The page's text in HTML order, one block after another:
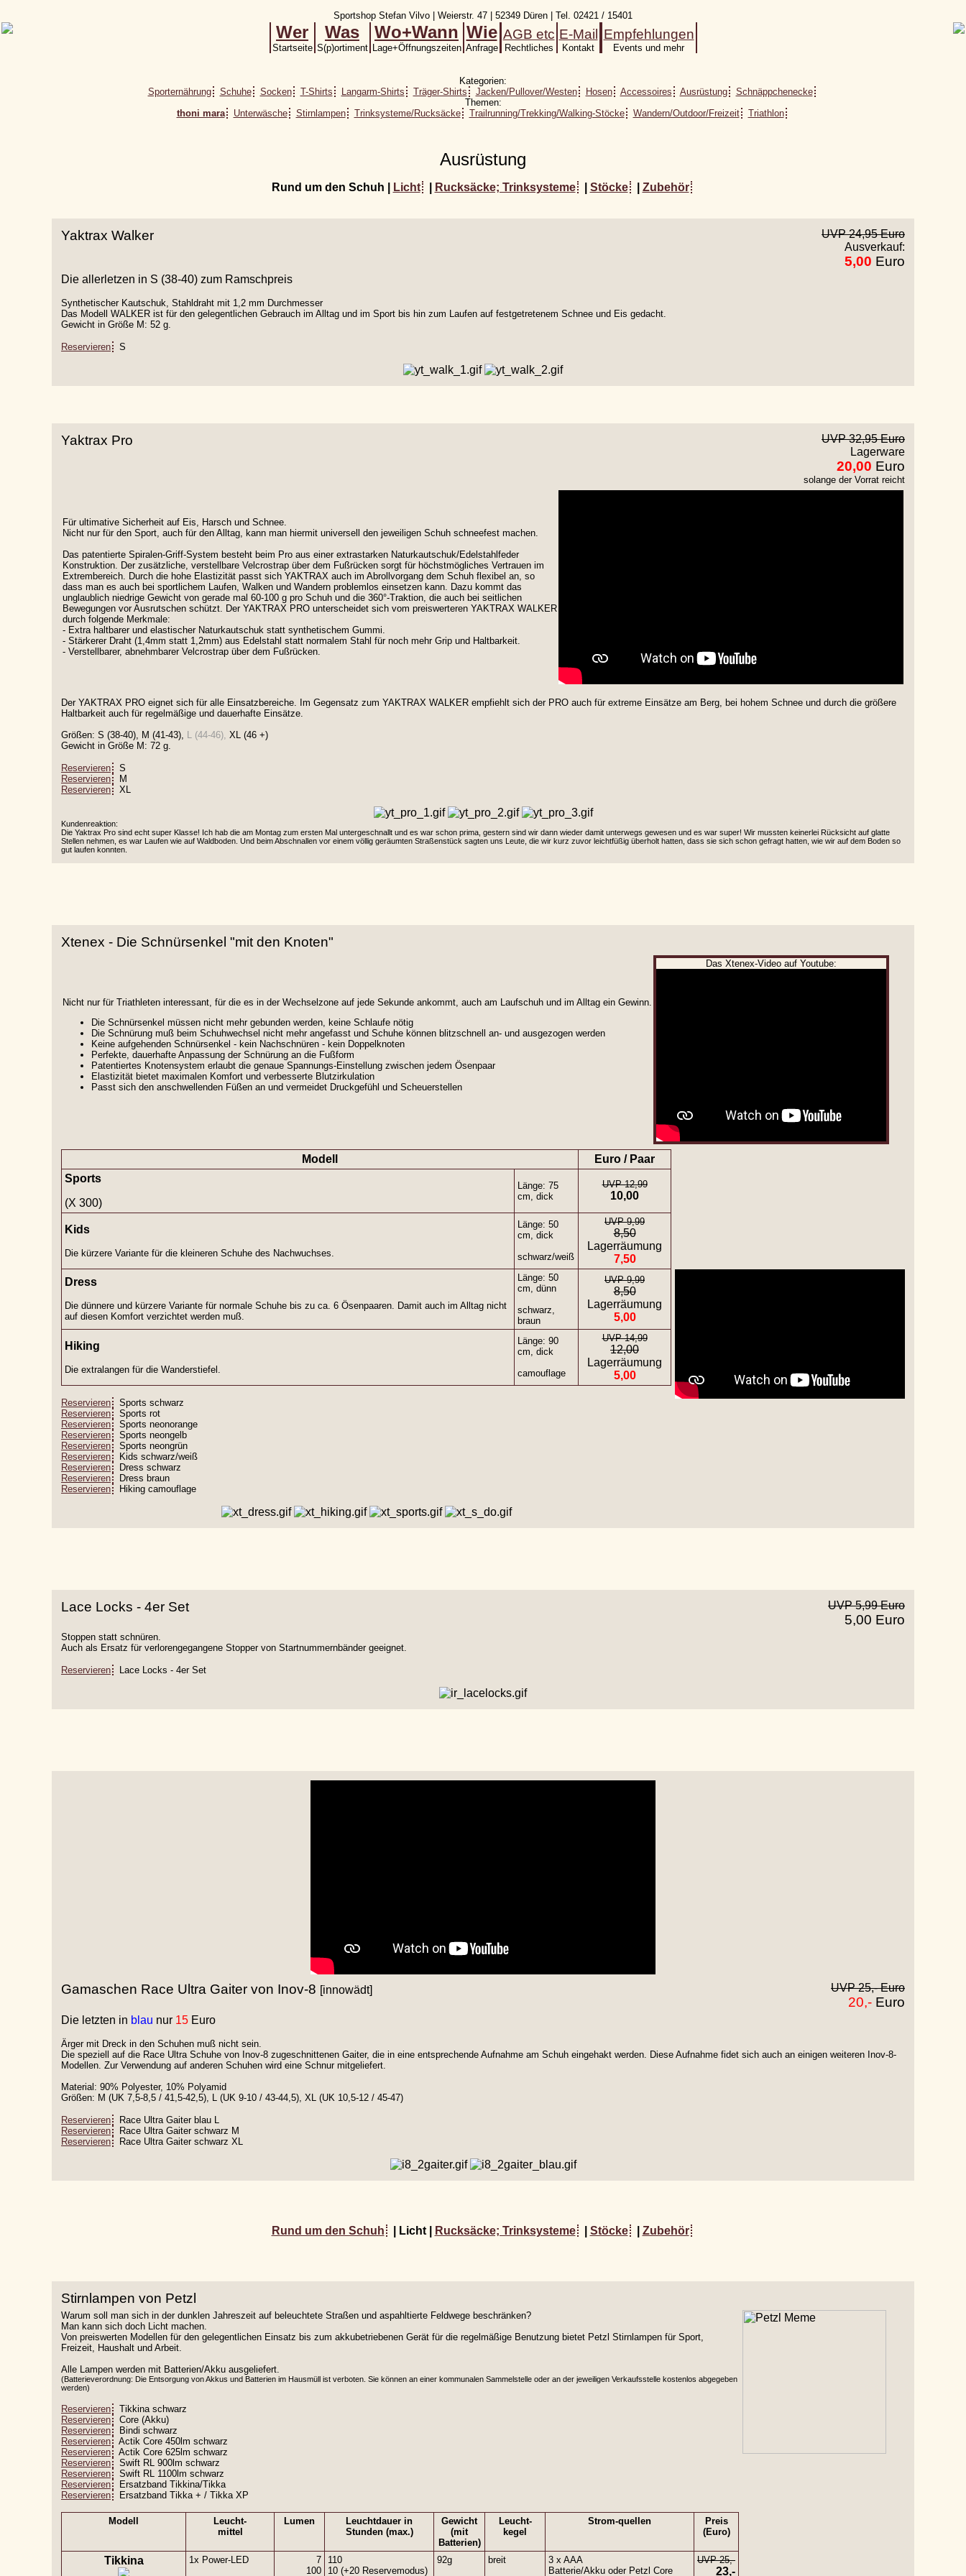
Sportshop Stefan Vilvo | Weierstr. 47 | 52349 Düren | Tel. 02421 / 15401
Wer
Startseite
Was
S(p)ortiment
Wo+Wann
Lage+Öffnungszeiten
Wie
Anfrage
AGB etc
Rechtliches
E-Mail
Kontakt
Empfehlungen
Events und mehr
Kategorien:
Sporternährung
Schuhe Socken T-Shirts Langarm-Shirts Träger-Shirts Jacken/Pullover/Westen Hosen Accessoires Ausrüstung
Schnäppchenecke
Themen:
thoni mara
Unterwäsche Stirnlampen Trinksysteme/Rucksäcke Trailrunning/Trekking/Walking-Stöcke Wandern/Outdoor/Freizeit Triathlon
Ausrüstung
Rund um den Schuh | Licht Rucksäcke; Trinksysteme Stöcke Zubehör
Yaktrax Walker
UVP 24,95 Euro
Ausverkauf:
5,00 Euro
Die allerletzen in S (38-40) zum Ramschpreis
Synthetischer Kautschuk, Stahldraht mit 1,2 mm Durchmesser
Das Modell WALKER ist für den gelegentlichen Gebrauch im Alltag und im Sport bis hin zum Laufen auf festgetretenem Schnee und Eis gedacht.
Gewicht in Größe M: 52 g.
Reservieren S
Yaktrax Pro
UVP 32,95 Euro
Lagerware
20,00 Euro
solange der Vorrat reicht
Für ultimative Sicherheit auf Eis, Harsch und Schnee.
Nicht nur für den Sport, auch für den Alltag, kann man hiermit universell den jeweiligen Schuh schneefest machen.
Das patentierte Spiralen-Griff-System besteht beim Pro aus einer extrastarken Naturkautschuk/Edelstahlfeder
Konstruktion. Der zusätzliche, verstellbare Velcrostrap über dem Fußrücken sorgt für höchstmögliches Vertrauen im
Extrembereich. Durch die hohe Elastizität passt sich YAKTRAX auch im Abrollvorgang dem Schuh flexibel an, so
dass man es auch bei sportlichem Laufen, Walken und Wandern problemlos einsetzen kann. Dazu kommt das
unglaublich niedrige Gewicht von gerade mal 60-100 g pro Schuh und die 360°-Traktion, die auch bei seitlichen
Bewegungen vor Ausrutschen schützt. Der YAKTRAX PRO unterscheidet sich vom preiswerteren YAKTRAX WALKER
durch folgende Merkmale:
- Extra haltbarer und elastischer Naturkautschuk statt synthetischem Gummi.
- Stärkerer Draht (1,4mm statt 1,2mm) aus Edelstahl statt normalem Stahl für noch mehr Grip und Haltbarkeit.
- Verstellbarer, abnehmbarer Velcrostrap über dem Fußrücken.
Der YAKTRAX PRO eignet sich für alle Einsatzbereiche. Im Gegensatz zum YAKTRAX WALKER empfiehlt sich der PRO auch für extreme Einsätze am Berg, bei hohem Schnee und durch die größere
Haltbarkeit auch für regelmäßige und dauerhafte Einsätze.
Größen: S (38-40), M (41-43), L (44-46), XL (46 +)
Gewicht in Größe M: 72 g.
Reservieren
S
Reservieren
M
Reservieren
XL
Kundenreaktion:
Die Yaktrax Pro sind echt super Klasse! Ich hab die am Montag zum ersten Mal untergeschnallt und es war schon prima, gestern sind wir dann wieder damit unterwegs gewesen und es war super! Wir mussten keinerlei Rücksicht auf glatte
Stellen nehmen, es war Laufen wie auf Waldboden. Und beim Abschnallen vor einem völlig geräumten Straßenstück sagten uns Leute, die wir kurz zuvor leichtfüßig überholt hatten, dass sie sich schon gefragt hatten, wie wir auf dem Boden so
gut laufen konnten.
Xtenex - Die Schnürsenkel "mit den Knoten"
Nicht nur für Triathleten interessant, für die es in der Wechselzone auf jede Sekunde ankommt, auch am Laufschuh und im Alltag ein Gewinn.
Die Schnürsenkel müssen nicht mehr gebunden werden, keine Schlaufe nötig
Die Schnürung muß beim Schuhwechsel nicht mehr angefasst und Schuhe können blitzschnell an- und ausgezogen werden
Keine aufgehenden Schnürsenkel - kein Nachschnüren - kein Doppelknoten
Perfekte, dauerhafte Anpassung der Schnürung an die Fußform
Patentiertes Knotensystem erlaubt die genaue Spannungs-Einstellung zwischen jedem Ösenpaar
Elastizität bietet maximalen Komfort und verbesserte Blutzirkulation
Passt sich den anschwellenden Füßen an und vermeidet Druckgefühl und Scheuerstellen
Das Xtenex-Video auf Youtube:
Modell
Euro / Paar
Sports
(X 300)
Länge: 75
cm, dick
UVP 12,99
10,00
Kids
Die kürzere Variante für die kleineren Schuhe des Nachwuchses.
Länge: 50
cm, dick
schwarz/weiß
UVP 9,99
8,50
Lagerräumung
7,50
Dress
Die dünnere und kürzere Variante für normale Schuhe bis zu ca. 6 Ösenpaaren. Damit auch im Alltag nicht
auf diesen Komfort verzichtet werden muß.
Länge: 50
cm, dünn
schwarz,
braun
UVP 9,99
8,50
Lagerräumung
5,00
Hiking
Die extralangen für die Wanderstiefel.
Länge: 90
cm, dick
camouflage
UVP 14,99
12,00
Lagerräumung
5,00
Reservieren
Sports schwarz
Reservieren
Sports rot
Reservieren
Sports neonorange
Reservieren
Sports neongelb
Reservieren
Sports neongrün
Reservieren
Kids schwarz/weiß
Reservieren
Dress schwarz
Reservieren
Dress braun
Reservieren
Hiking camouflage
Lace Locks - 4er Set UVP 5,99 Euro
5,00 Euro
Stoppen statt schnüren.
Auch als Ersatz für verlorengegangene Stopper von Startnummernbänder geeignet.
Reservieren Lace Locks - 4er Set
Gamaschen Race Ultra Gaiter von Inov-8 [innowädt] UVP 25,- Euro
20,- Euro
Die letzten in blau nur 15 Euro
Ärger mit Dreck in den Schuhen muß nicht sein.
Die speziell auf die Race Ultra Schuhe von Inov-8 zugeschnittenen Gaiter, die in eine entsprechende Aufnahme am Schuh eingehakt werden. Diese Aufnahme fidet sich auch an einigen weiteren Inov-8-
Modellen. Zur Verwendung auf anderen Schuhen wird eine Schnur mitgeliefert.
Material: 90% Polyester, 10% Polyamid
Größen: M (UK 7,5-8,5 / 41,5-42,5), L (UK 9-10 / 43-44,5), XL (UK 10,5-12 / 45-47)
Reservieren
Race Ultra Gaiter blau L
Reservieren
Race Ultra Gaiter schwarz M
Reservieren
Race Ultra Gaiter schwarz XL
Rund um den Schuh | Licht | Rucksäcke; Trinksysteme Stöcke Zubehör
Stirnlampen von Petzl
Warum soll man sich in der dunklen Jahreszeit auf beleuchtete Straßen und aspahltierte Feldwege beschränken?
Man kann sich doch Licht machen.
Von preiswerten Modellen für den gelegentlichen Einsatz bis zum akkubetriebenen Gerät für die regelmäßige Benutzung bietet Petzl Stirnlampen für Sport,
Freizeit, Haushalt und Arbeit.
Alle Lampen werden mit Batterien/Akku ausgeliefert.
(Batterieverordnung: Die Entsorgung von Akkus und Batterien im Hausmüll ist verboten. Sie können an einer kommunalen Sammelstelle oder an der jeweiligen Verkaufsstelle kostenlos abgegeben
werden)
Reservieren
Tikkina schwarz
Reservieren
Core (Akku)
Reservieren
Bindi schwarz
Reservieren
Actik Core 450lm schwarz
Reservieren
Actik Core 625lm schwarz
Reservieren
Swift RL 900lm schwarz
Reservieren
Swift RL 1100lm schwarz
Reservieren
Ersatzband Tikkina/Tikka
Reservieren
Ersatzband Tikka + / Tikka XP
Modell
Leucht-
mittel
Lumen
Leuchtdauer in
Stunden (max.)
Gewicht
(mit
Batterien)
Leucht-
kegel
Strom-quellen
Preis
(Euro)
Tikkina 1x Power-LED
7
100
110
10 (+20 Reservemodus)
92g breit
3 x AAA
Batterie/Akku oder Petzl Core
UVP 25,-
23,-